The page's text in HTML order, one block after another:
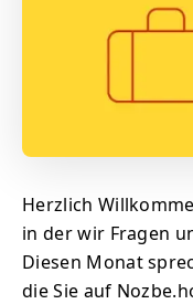
Herzlich
in der wir Fragen
Diesen Monat
die Sie auf